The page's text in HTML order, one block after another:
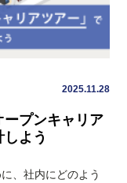
2025.11.28
プンキャリア
よう
、社内にどのよう